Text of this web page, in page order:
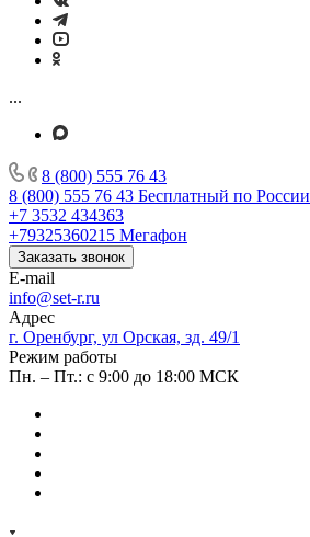
...
8 (800) 555 76 43
8 (800) 555 76 43 Бесплатный по России
+7 3532 434363
+79325360215 Мегафон
Заказать звонок
E-mail
info@set-r.ru
Адрес
г. Оренбург, ул Орская, зд. 49/1
Режим работы
Пн. – Пт.: с 9:00 до 18:00 МСК